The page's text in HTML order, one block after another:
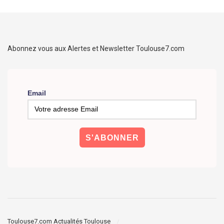
Abonnez vous aux Alertes et Newsletter Toulouse7.com
Email
Toulouse7.com Actualités Toulouse